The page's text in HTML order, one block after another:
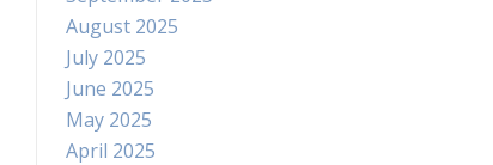
August 2025
July 2025
June 2025
May 2025
April 2025